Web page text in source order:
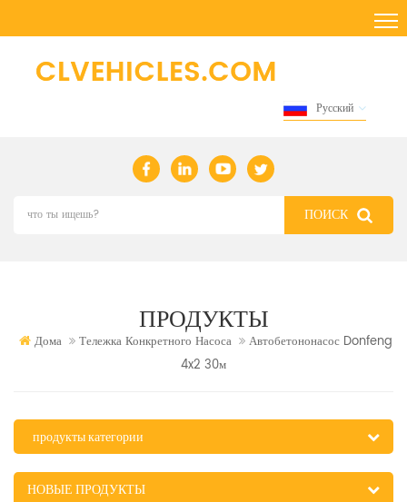
Русский
ПРОДУКТЫ
Дома Тележка Конкретного Насоса
Автобетононасос Donfeng
4x2 30м
продукты категории
НОВЫЕ ПРОДУКТЫ